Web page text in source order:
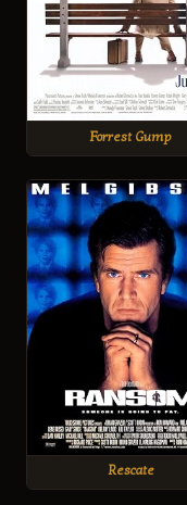
Forrest Gump
Rescate